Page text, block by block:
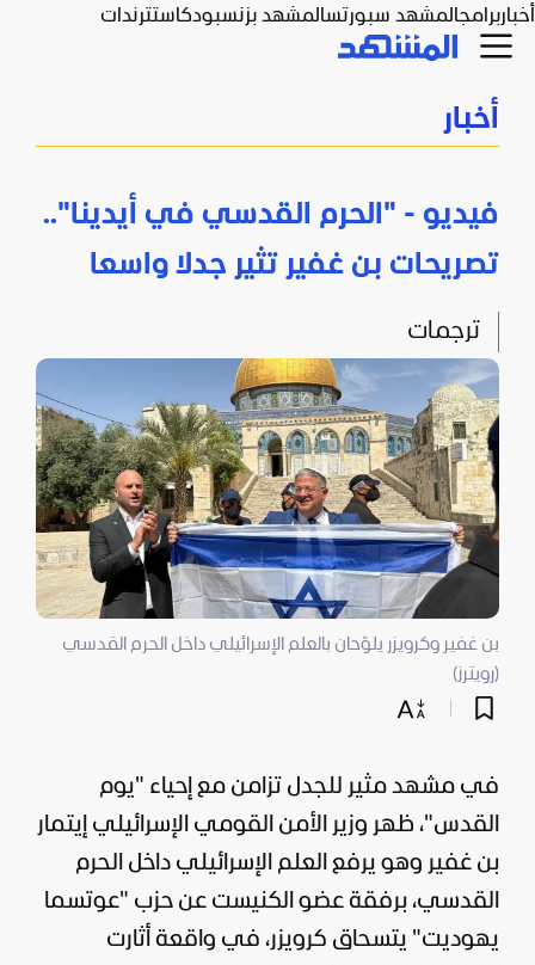
أخباربرامجالمشهد سبورتسالمشهد بزنسبودكاستترندات
أخبار
فيديو - "الحرم القدسي في أيدينا"..
تصريحات بن غفير تثير جدلا واسعا
ترجمات
بن غفير وكرويزر يلوّحان بالعلم الإسرائيلي داخل الحرم القدسي
(رويترز)
في مشهد مثير للجدل تزامن مع إحياء "يوم
القدس"، ظهر وزير الأمن القومي الإسرائيلي إيتمار
بن غفير وهو يرفع العلم الإسرائيلي داخل الحرم
القدسي، برفقة عضو الكنيست عن حزب "عوتسما
يهوديت" يتسحاق كرويزر، في واقعة أثارت